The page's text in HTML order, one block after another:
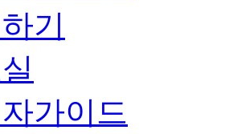
기
가이드